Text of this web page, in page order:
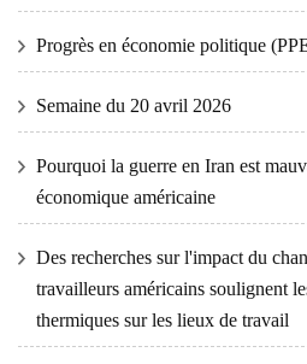
Progrès en économie politique
Semaine du 20 avril 2026
Pourquoi la guerre en Iran est
économique américaine
Des recherches sur l'impact du
travailleurs américains soulignent
thermiques sur les lieux de travail